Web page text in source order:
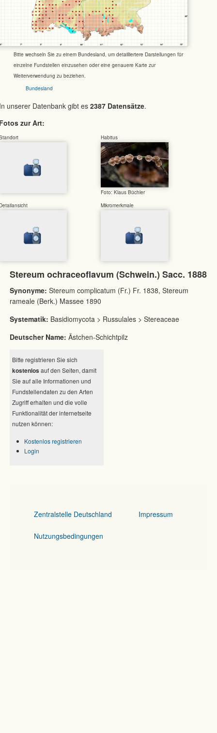
Bitte wechseln Sie zu einem Bundesland, um detailliertere Darstellungen für
einzelne Fundstellen einzusehen oder eine genauere Karte zur
Weiterverwendung zu beziehen.
Bundesland
unserer Datenbank gibt es 2387 Datensätze.
zur Art:
Habitus
Foto: Klaus Büchler
Mikromerkmale
Stereum ochraceoflavum (Schwein.) Sacc. 1888
Synonyme: Stereum complicatum (Fr.) Fr. 1838, Stereum
rameale (Berk.) Massee 1890
Systematik: Basidiomycota > Russulales > Stereaceae
Deutscher Name: Ästchen-Schichtpilz
Bitte registrieren Sie sich
kostenlos auf den Seiten, damit
Sie auf alle Informationen und
Fundstellendaten zu den Arten
Zugriff erhalten und die volle
Funktionalität der internetseite
nutzen können:
Kostenlos registrieren
Login
Zentralstelle Deutschland Impressum
Nutzungsbedingungen